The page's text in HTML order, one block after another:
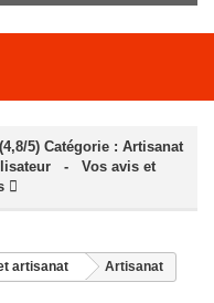
(4,8/5) Catégorie : Artisanat
- Vos avis et
artisanat Artisanat